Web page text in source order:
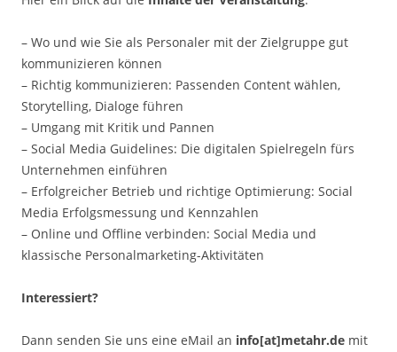
– Wo und wie Sie als Personaler mit der Zielgruppe gut
kommunizieren können
– Richtig kommunizieren: Passenden Content wählen,
Storytelling, Dialoge führen
– Umgang mit Kritik und Pannen
– Social Media Guidelines: Die digitalen Spielregeln fürs
Unternehmen einführen
– Erfolgreicher Betrieb und richtige Optimierung: Social
Media Erfolgsmessung und Kennzahlen
– Online und Offline verbinden: Social Media und
klassische Personalmarketing-Aktivitäten
Interessiert?
Dann senden Sie uns eine eMail an info[at]metahr.de mit